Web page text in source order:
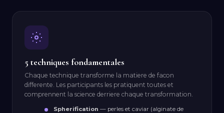
5 techniques fondamentales
Chaque technique transforme la matiere de facon
differente. Les participants les pratiquent toutes et
comprennent la science derriere chaque transformation.
Spherification — perles et caviar (alginate de